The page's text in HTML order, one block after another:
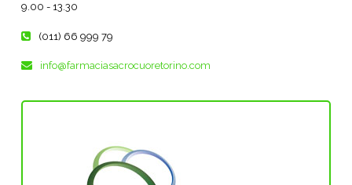
9.00 - 13.30
(011) 66 999 79
info@farmaciasacrocuoretorino.com